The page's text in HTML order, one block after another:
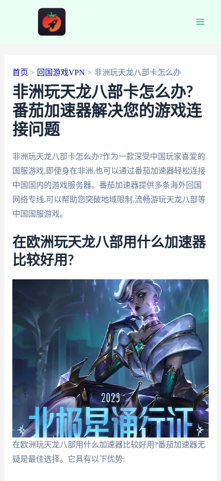
首页 回国游戏VPN 非洲玩天龙八部卡怎么办
非洲玩天龙八部卡怎么办?
番茄加速器解决您的游戏连
接问题
非洲玩天龙八部卡怎么办?作为一款深受中国玩家喜爱的
国服游戏,即使身在非洲,也可以通过番茄加速器轻松连接
中国国内的游戏服务器。番茄加速器提供多条海外回国
网络专线,可以帮助您突破地域限制,流畅游玩天龙八部等
中国国服游戏。
在欧洲玩天龙八部用什么加速器
比较好用?
在欧洲玩天龙八部用什么加速器比较好用?番茄加速器无
疑是最佳选择。它具有以下优势: